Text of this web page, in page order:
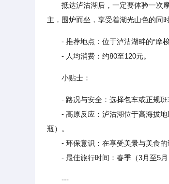
抵达泸沽湖后，一定要体验一次
主，围炉而坐，享受着湖光山色的同
- 推荐地点：位于泸沽湖畔的“摩
- 人均消费：约80至120元。
小贴士：
- 路况与安全：选择包车或正规
- 高原反应：泸沽湖位于高海拔地
瓶）。
- 环保意识：在享受美景与美食的
- 最佳旅行时间：春季（3月至5月
---